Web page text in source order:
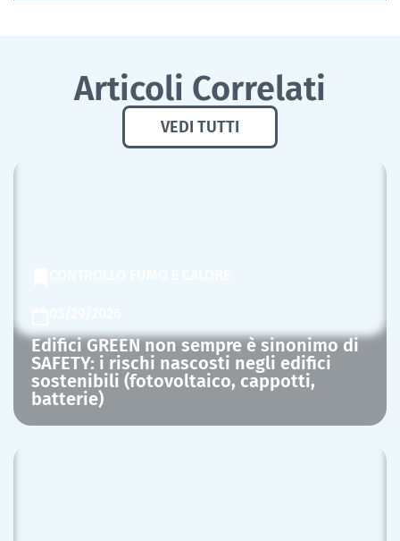
Articoli Correlati
VEDI TUTTI
Edifici GREEN non sempre è sinonimo di
SAFETY: i rischi nascosti negli edifici
sostenibili (fotovoltaico, cappotti,
batterie)